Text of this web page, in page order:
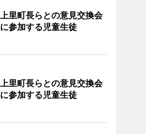
上里町長らとの意見交換会
に参加する児童生徒
上里町長らとの意見交換会
に参加する児童生徒